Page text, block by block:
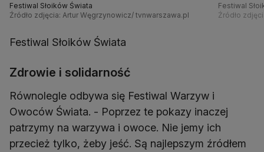
Festiwal Słoików Świata
Źródło zdjęcia: Artur Węgrzynowicz/ tvnwarszawa.pl
Festiwal
Źródło
Festiwal Słoików Świata
Zdrowie i solidarność
Równolegle odbywa się Festiwal Warzyw i
Owoców Świata. - Poprzez te pokazy inaczej
patrzymy na warzywa i owoce. Nie jemy ich
przecież tylko, żeby jeść. Są najlepszym źródłem